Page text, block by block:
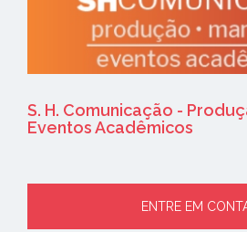
S. H. Comunicação -
Eventos Acadêmicos
ENTRE EM